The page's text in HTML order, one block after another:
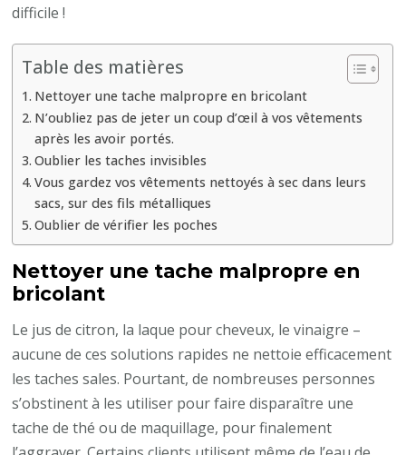
difficile !
Table des matières
Nettoyer une tache malpropre en bricolant
N’oubliez pas de jeter un coup d’œil à vos vêtements
après les avoir portés.
Oublier les taches invisibles
Vous gardez vos vêtements nettoyés à sec dans leurs
sacs, sur des fils métalliques
Oublier de vérifier les poches
Nettoyer une tache malpropre en
bricolant
Le jus de citron, la laque pour cheveux, le vinaigre –
aucune de ces solutions rapides ne nettoie efficacement
les taches sales. Pourtant, de nombreuses personnes
s’obstinent à les utiliser pour faire disparaître une
tache de thé ou de maquillage, pour finalement